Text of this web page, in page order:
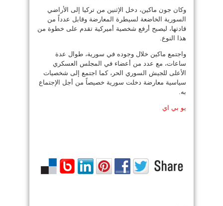
وكان جون ماكين، دخل الإثنين من تركيا إلى الأراضي
السورية الخاضعة لسيطرة المعارضة وقابل عدداً من
قادتها، ليصبح أرفع شخصية أميركية تقدم على خطوة من
هذا النوع.
واجتمع ماكين خلال وجوده في سورية، طوال عدة
ساعات، مع عدد من أعضاء في المجلس العسكري
الأعلى للجيش السوري الحر، كما اجتمع إلى شخصيات
سياسية معارضة دخلت سورية خصيصاً من أجل الإجتماع
به.
يو بي اي